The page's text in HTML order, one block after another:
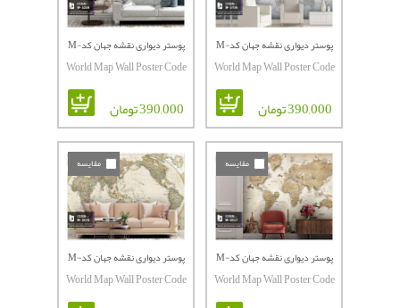
پوستر دیواری نقشه جهان کدM-
5106
World Map Wall Poster Code
390,000 تومان
پوستر دیواری نقشه جهان کدM-
5269
World Map Wall Poster Code
390,000 تومان
مقایسه
پوستر دیواری نقشه جهان کدM-
6057
World Map Wall Poster Code
مقایسه
پوستر دیواری نقشه جهان کدM-
5616
World Map Wall Poster Code